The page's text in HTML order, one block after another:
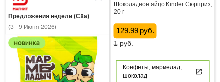
Шоколадное яйцо Kinder Сюрприз,
20 г
129.99 руб.
1руб.
Конфеты, мармелад,
шоколад
Предложения недели (СХа)
(3 - 9 Июня 2026)